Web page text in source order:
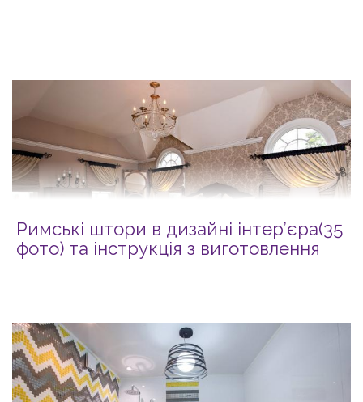
Римські штори в дизайні інтер’єра(35
фото) та інструкція з виготовлення